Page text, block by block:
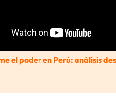
el poder en Perú: análisis